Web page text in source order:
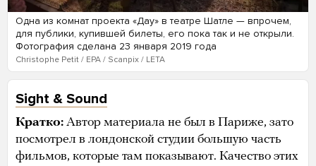
Одна из комнат проекта «Дау» в театре Шатле — впрочем,
для публики, купившей билеты, его пока так и не открыли.
Фотография сделана 23 января 2019 года
Christophe Petit / EPA / Scanpix / LETA
Sight & Sound
Кратко: Автор материала не был в Париже, зато
посмотрел в лондонской студии большую часть
фильмов, которые там показывают. Качество этих